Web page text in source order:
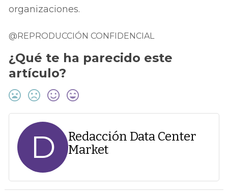
organizaciones.
@REPRODUCCIÓN CONFIDENCIAL
¿Qué te ha parecido este
artículo?
D
Redacción Data Center
Market